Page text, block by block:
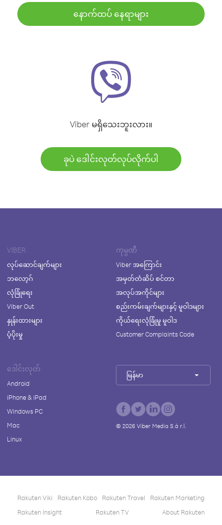
နောက်ထပ် နေရာများ
Viber မရှိသေးဘူးလား။
ခုပဲ ဒေါင်းလုတ်လုပ်လိုက်ပါ
VIBER
လုပ်ဆောင်ချက်များ
ဘလော့ဂ်
လုံခြုံရေး
Viber Out
နှုန်းထားများ
ပံ့ပိုးမှု
ကုမ္ပဏီ
Viber အကြောင်း
အမှတ်တံဆိပ် စင်တာ
အလုပ်အကိုင်များ
စည်းကမ်းချက်များနှင့် မူဝါဒများ
ကိုယ်ရေးလုံခြုံမှု မူဝါဒ
Customer Complaints Code
ဒေါင်းလုတ်
Android
iPhone & iPad
Windows PC
Mac
Linux
မြန်မာ
© 2026Viber Media S.à r.l.
Rakuten Viki Rakuten Kobo Rakuten Travel
Rakuten Marketing
Rakuten Insight
Rakuten TV About Rakuten